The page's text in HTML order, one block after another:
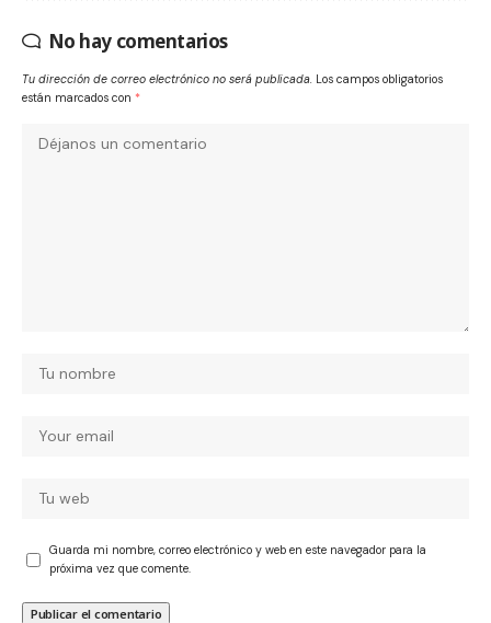
No hay comentarios
Tu dirección de correo electrónico no será publicada. Los campos obligatorios
están marcados con *
Guarda mi nombre, correo electrónico y web en este navegador para la
próxima vez que comente.